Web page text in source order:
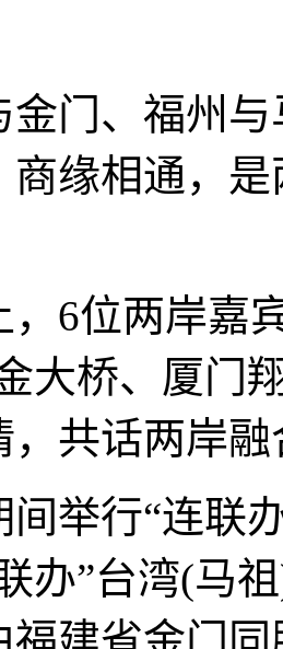
、福州与
商缘相通，
位两岸嘉宾
大桥、厦门
，共话两岸
行“连联办
办”台湾(马